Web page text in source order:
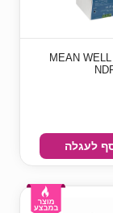
ספק כח MEAN WELL
לעגלה